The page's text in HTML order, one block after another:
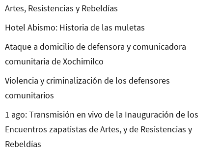
Artes, Resistencias y Rebeldías
Hotel Abismo: Historia de las muletas
Ataque a domicilio de defensora y comunicadora
comunitaria de Xochimilco
Violencia y criminalización de los defensores
comunitarios
1 ago: Transmisión en vivo de la Inauguración de los
Encuentros zapatistas de Artes, y de Resistencias y
Rebeldías